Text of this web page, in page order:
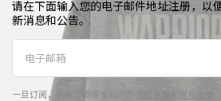
请在下面输入您的电子邮件地址注册，以
新消息和公告。
一旦订阅，代表您同意本公司的 隐私政策